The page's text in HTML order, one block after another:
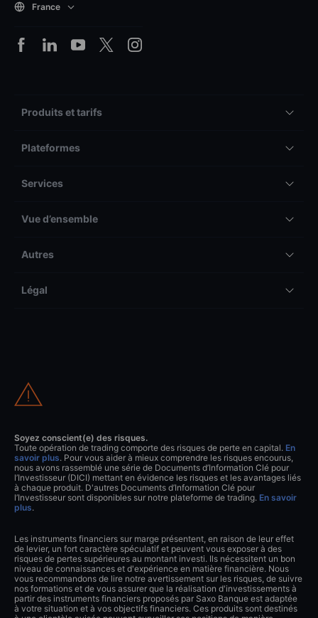
France
Produits et tarifs
Plateformes
Services
Vue d’ensemble
Autres
Légal
Soyez conscient(e) des risques.
Toute opération de trading comporte des risques de perte en capital. En
savoir plus. Pour vous aider à mieux comprendre les risques encourus,
nous avons rassemblé une série de Documents d’Information Clé pour
l’Investisseur (DICI) mettant en évidence les risques et les avantages liés
à chaque produit. D'autres Documents d’Information Clé pour
l’Investisseur sont disponibles sur notre plateforme de trading. En savoir
plus.
Les instruments financiers sur marge présentent, en raison de leur effet
de levier, un fort caractère spéculatif et peuvent vous exposer à des
risques de pertes supérieures au montant investi. Ils nécessitent un bon
niveau de connaissances et d'expérience en matière financière. Nous
vous recommandons de lire notre avertissement sur les risques, de suivre
nos formations et de vous assurer que la réalisation d'investissements à
partir des instruments financiers proposés par Saxo Banque est adaptée
à votre situation et à vos objectifs financiers. Ces produits sont destinés